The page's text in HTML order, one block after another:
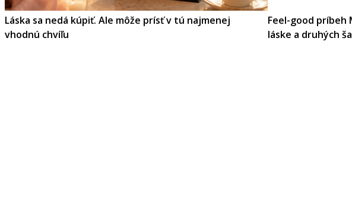
Láska sa nedá kúpiť. Ale môže prísť v tú najmenej
vhodnú chvíľu
Feel-good príbeh
láske a druhých